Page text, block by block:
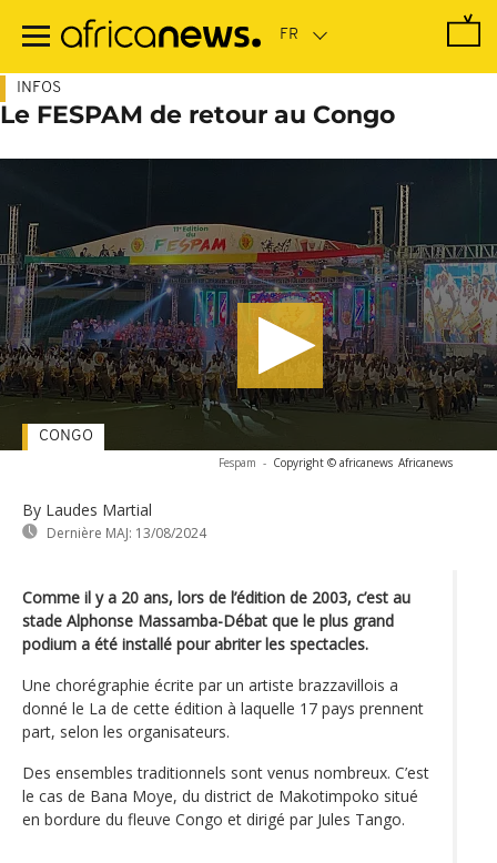
contenu
INFOS
Le FESPAM de retour au Congo
Fespam - Copyright © africanews Africanews
By Laudes Martial
Dernière MAJ: 13/08/2024
CONGO
Comme il y a 20 ans, lors de l’édition de 2003, c’est au
stade Alphonse Massamba-Débat que le plus grand
podium a été installé pour abriter les spectacles.
Une chorégraphie écrite par un artiste brazzavillois a
donné le La de cette édition à laquelle 17 pays prennent
part, selon les organisateurs.
Des ensembles traditionnels sont venus nombreux. C’est
le cas de Bana Moye, du district de Makotimpoko situé
en bordure du fleuve Congo et dirigé par Jules Tango.